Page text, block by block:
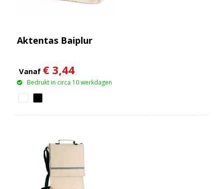
Aktentas Baiplur
Vanaf € 3,44
Bedrukt in circa 10 werkdagen